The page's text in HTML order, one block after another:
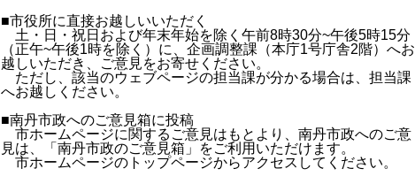
■市役所に直接お越しいいただく
土・日・祝日および年末年始を除く午前8時30分~午後5時15分
（正午~午後1時を除く）に、企画調整課（本庁1号庁舎2階）へお
越しいただき、ご意見をお寄せください。
ただし、該当のウェブページの担当課が分かる場合は、担当課
へお越しください。
■南丹市政へのご意見箱に投稿
市ホームページに関するご意見はもとより、南丹市政へのご意
見は、「南丹市政のご意見箱」をご利用いただけます。
市ホームページのトップページからアクセスしてください。